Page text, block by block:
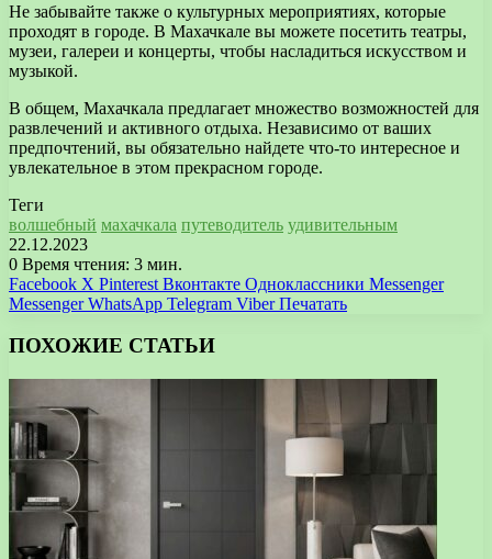
Не забывайте также о культурных мероприятиях, которые
проходят в городе. В Махачкале вы можете посетить театры,
музеи, галереи и концерты, чтобы насладиться искусством и
музыкой.
В общем, Махачкала предлагает множество возможностей для
развлечений и активного отдыха. Независимо от ваших
предпочтений, вы обязательно найдете что-то интересное и
увлекательное в этом прекрасном городе.
Теги
волшебный махачкала путеводитель удивительным
22.12.2023
0 Время чтения: 3 мин.
Facebook X Pinterest Вконтакте Одноклассники Messenger
Messenger WhatsApp Telegram Viber Печатать
ПОХОЖИЕ СТАТЬИ